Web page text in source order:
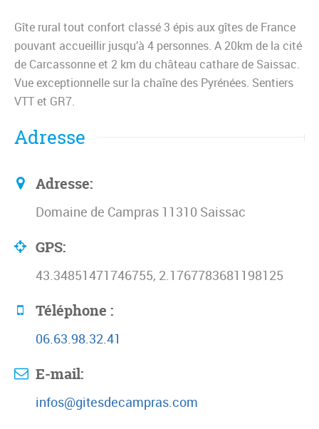
Gîte rural tout confort classé 3 épis aux gîtes de France
pouvant accueillir jusqu’à 4 personnes. A 20km de la cité
de Carcassonne et 2 km du château cathare de Saissac.
Vue exceptionnelle sur la chaîne des Pyrénées. Sentiers
VTT et GR7.
Adresse
Adresse:
Domaine de Campras 11310 Saissac
GPS:
43.34851471746755, 2.1767783681198125
Téléphone :
06.63.98.32.41
E-mail:
infos@gitesdecampras.com